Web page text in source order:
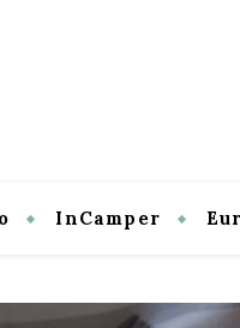
InCamper